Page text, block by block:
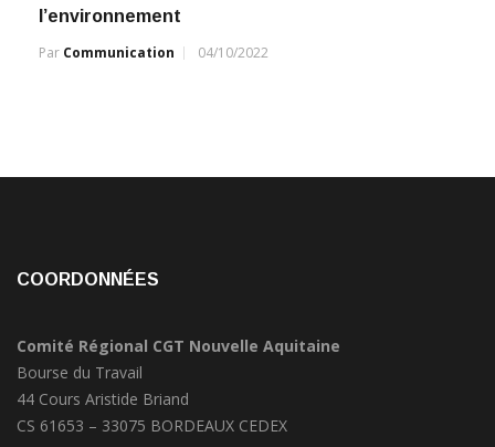
l’environnement
Par Communication 04/10/2022
COORDONNÉES
Comité Régional CGT Nouvelle Aquitaine
Bourse du Travail
44 Cours Aristide Briand
CS 61653 – 33075 BORDEAUX CEDEX